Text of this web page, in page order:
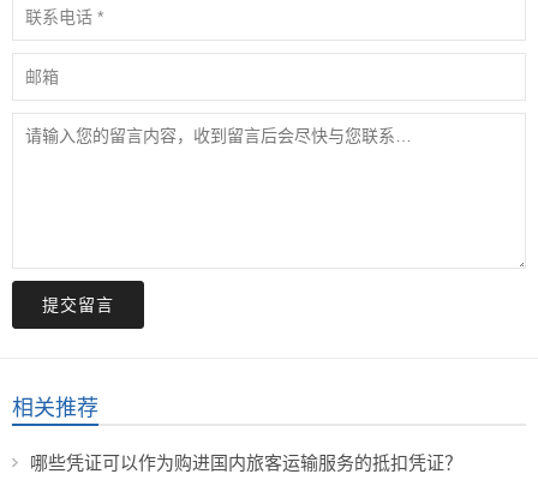
提交留言
相关推荐
哪些凭证可以作为购进国内旅客运输服务的抵扣凭证？